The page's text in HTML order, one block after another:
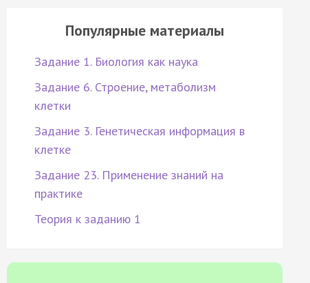
Популярные материалы
Задание 1. Биология как наука
Задание 6. Строение, метаболизм
клетки
Задание 3. Генетическая информация в
клетке
Задание 23. Применение знаний на
практике
Теория к заданию 1